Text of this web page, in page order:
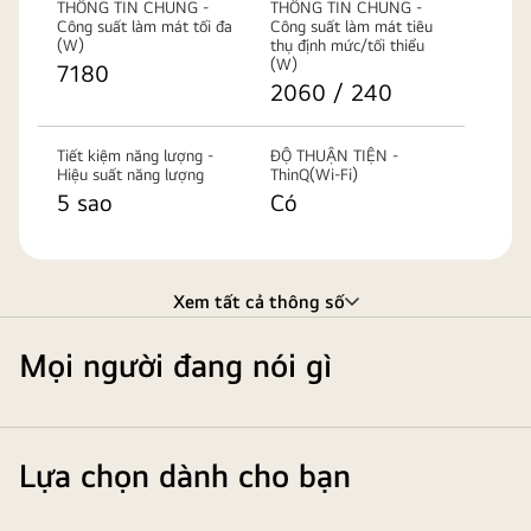
THÔNG TIN CHUNG -
Công suất làm mát tối đa
(W)
7180
THÔNG TIN CHUNG -
Công suất làm mát tiêu
thụ định mức/tối thiểu
(W)
2060 / 240
Tiết kiệm năng lượng -
Hiệu suất năng lượng
5 sao
ĐỘ THUẬN TIỆN -
ThinQ(Wi-Fi)
Có
Xem tất cả thông số
Mọi người đang nói gì
Lựa chọn dành cho bạn